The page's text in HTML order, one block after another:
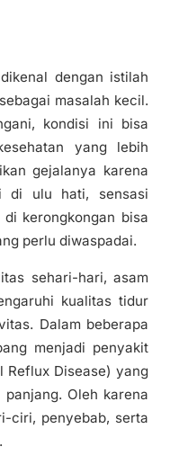
dengan istilah
masalah kecil.
kondisi ini bisa
yang lebih
gejalanya karena
di ulu hati, sensasi
kerongkongan bisa
perlu diwaspadai.
sehari-hari, asam
kualitas tidur
Dalam beberapa
menjadi penyakit
Reflux Disease) yang
Oleh karena
ciri, penyebab, serta